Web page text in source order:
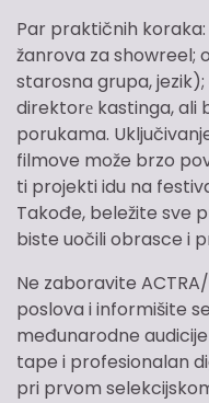
Par praktičnih
žanrova za showreel;
starosna grupa,
direktorе kastinga, ali
porukama.
filmove može brzo
ti projekti idu na
Takođe, beležite sve
biste uočili obrasce i
Ne zaboravite
poslova i informišite
međunarodne
tape i profesionalan
pri prvom